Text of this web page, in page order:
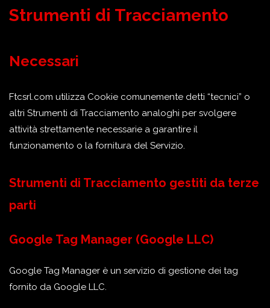
Strumenti di Tracciamento
Necessari
Ftcsrl.com utilizza Cookie comunemente detti “tecnici” o
altri Strumenti di Tracciamento analoghi per svolgere
attività strettamente necessarie a garantire il
funzionamento o la fornitura del Servizio.
Strumenti di Tracciamento gestiti da terze
parti
Google Tag Manager (Google LLC)
Google Tag Manager è un servizio di gestione dei tag
fornito da Google LLC.